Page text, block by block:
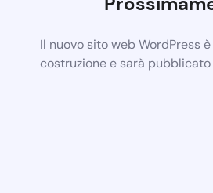
Il nuovo sito web WordPress
costruzione e sarà